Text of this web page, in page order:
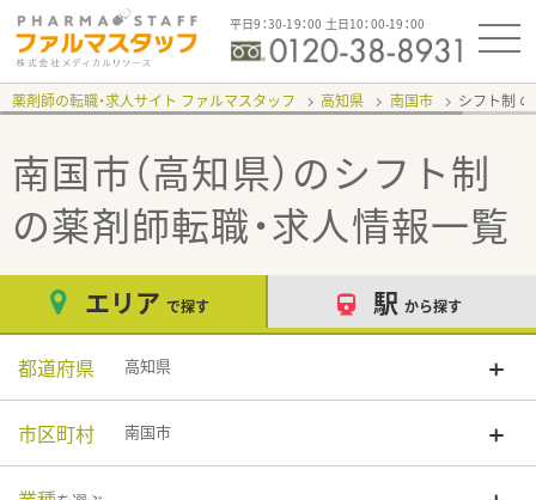
平日9：30-19：00 土日10：00-19：00
薬剤師の転職・求人サイト ファルマスタッフ 高知県 南国市 シフト制
南国市（高知県）のシフト制
の薬剤師転職・求人情報一覧
エリア で探す 駅 から探す
都道府県 高知県
市区町村 南国市